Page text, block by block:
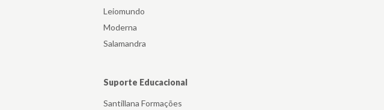
Leiomundo
Moderna
Salamandra
Suporte Educacional
Santillana Formações